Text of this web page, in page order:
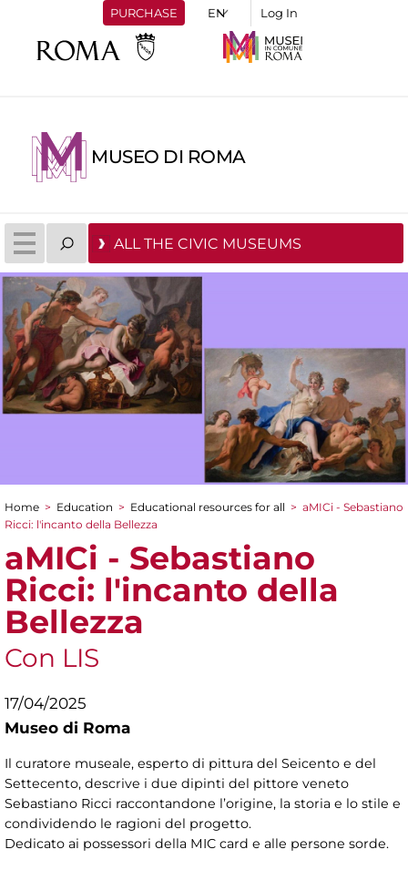
PURCHASE Log In
MUSEO DI ROMA
ALL THE CIVIC MUSEUMS
You are here
Home > Education > Educational resources for all > aMICi - Sebastiano
Ricci: l'incanto della Bellezza
aMICi - Sebastiano
Ricci: l'incanto della
Bellezza
Con LIS
17/04/2025
Museo di Roma
Il curatore museale, esperto di pittura del Seicento e del
Settecento, descrive i due dipinti del pittore veneto
Sebastiano Ricci raccontandone l’origine, la storia e lo stile e
condividendo le ragioni del progetto.
Dedicato ai possessori della MIC card e alle persone sorde.